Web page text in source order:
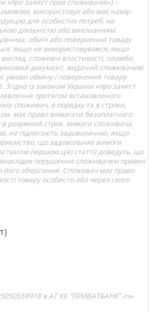
використовує або має намір
для особистих потреб, не
діяльністю або виконанням
обмін або повернення товару
якщо не використовувався; якщо
споживчі властивості, пломби,
документ, виданий споживачеві
умови обміну / повернення товару
Згідно із законом України «про захист
протягом встановленого
споживач, в порядку та в строки,
має право вимагати безоплатного
в розумний строк. вимоги споживача,
не підлягають задоволенню, якщо
що задовольняє вимоги
першою цієї статті) доведуть, що
порушення споживачем правил
зберігання. Споживач має право
товару особисто або через свого
в АТ КБ "ПРИВАТБАНК" іпн